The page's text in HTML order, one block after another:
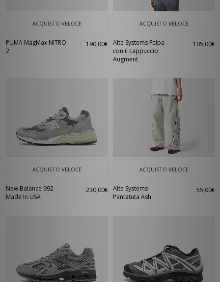
ACQUISTO VELOCE
PUMA MagMax NITRO
2
190,00€
ACQUISTO VELOCE
Alte Systems Felpa
con il cappuccio
Augment
105,00€
ACQUISTO VELOCE
New Balance 992
Made In USA
230,00€
ACQUISTO VELOCE
Alte Systems
Pantatuta Ash
55,00€